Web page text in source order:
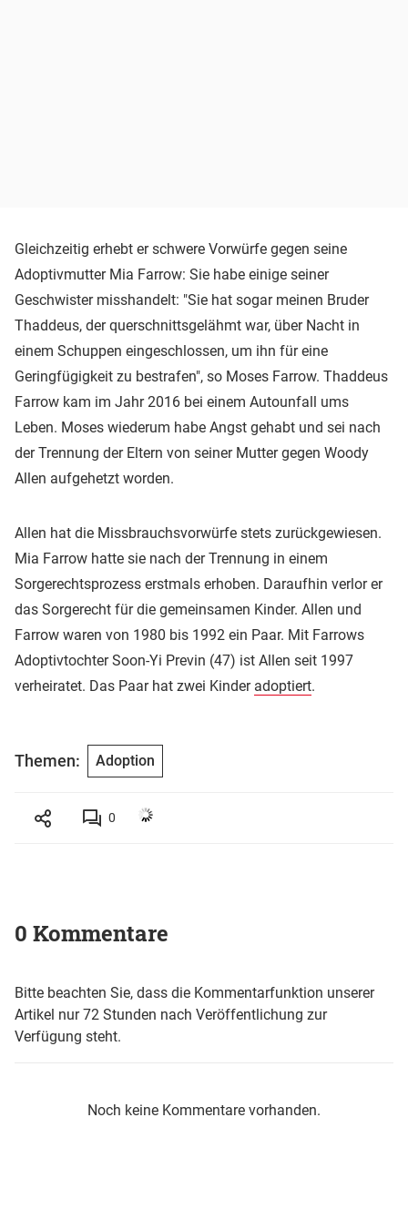
Gleichzeitig erhebt er schwere Vorwürfe gegen seine
Adoptivmutter Mia Farrow: Sie habe einige seiner
Geschwister misshandelt: "Sie hat sogar meinen Bruder
Thaddeus, der querschnittsgelähmt war, über Nacht in
einem Schuppen eingeschlossen, um ihn für eine
Geringfügigkeit zu bestrafen", so Moses Farrow. Thaddeus
Farrow kam im Jahr 2016 bei einem Autounfall ums
Leben. Moses wiederum habe Angst gehabt und sei nach
der Trennung der Eltern von seiner Mutter gegen Woody
Allen aufgehetzt worden.
Allen hat die Missbrauchsvorwürfe stets zurückgewiesen.
Mia Farrow hatte sie nach der Trennung in einem
Sorgerechtsprozess erstmals erhoben. Daraufhin verlor er
das Sorgerecht für die gemeinsamen Kinder. Allen und
Farrow waren von 1980 bis 1992 ein Paar. Mit Farrows
Adoptivtochter Soon-Yi Previn (47) ist Allen seit 1997
verheiratet. Das Paar hat zwei Kinder adoptiert.
Themen: Adoption
0
0 Kommentare
Bitte beachten Sie, dass die Kommentarfunktion unserer
Artikel nur 72 Stunden nach Veröffentlichung zur
Verfügung steht.
Noch keine Kommentare vorhanden.